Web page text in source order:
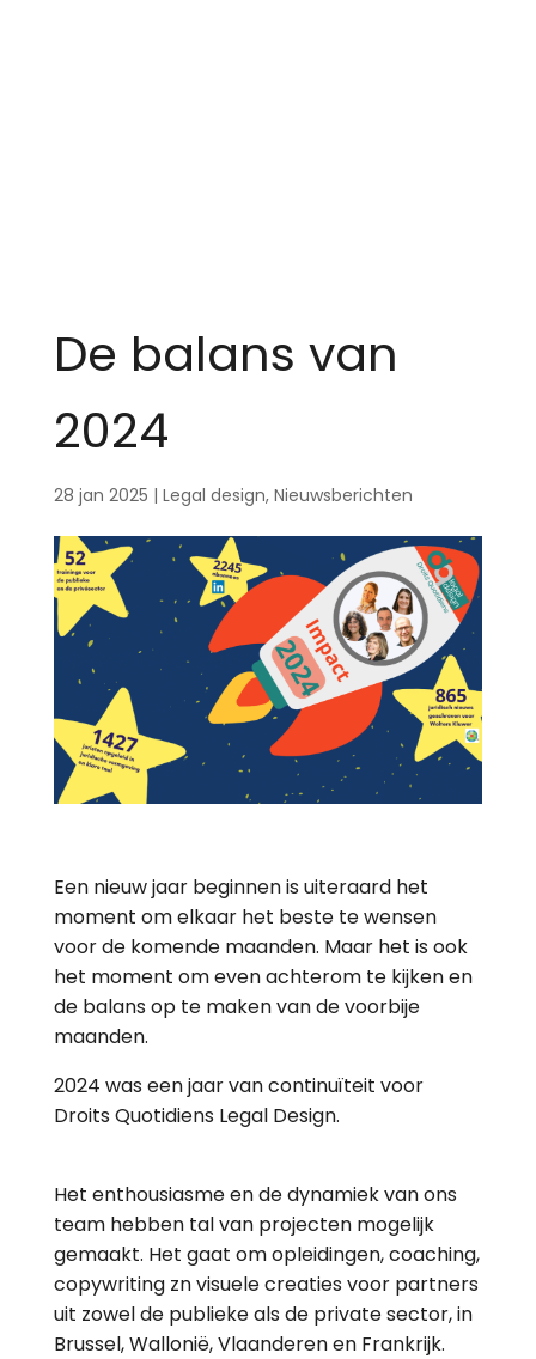
De balans van
2024
28 jan 2025 | Legal design, Nieuwsberichten
Een nieuw jaar beginnen is uiteraard het
moment om elkaar het beste te wensen
voor de komende maanden. Maar het is ook
het moment om even achterom te kijken en
de balans op te maken van de voorbije
maanden.
2024 was een jaar van continuïteit voor
Droits Quotidiens Legal Design.
Het enthousiasme en de dynamiek van ons
team hebben tal van projecten mogelijk
gemaakt. Het gaat om opleidingen, coaching,
copywriting zn visuele creaties voor partners
uit zowel de publieke als de private sector, in
Brussel, Wallonië, Vlaanderen en Frankrijk.